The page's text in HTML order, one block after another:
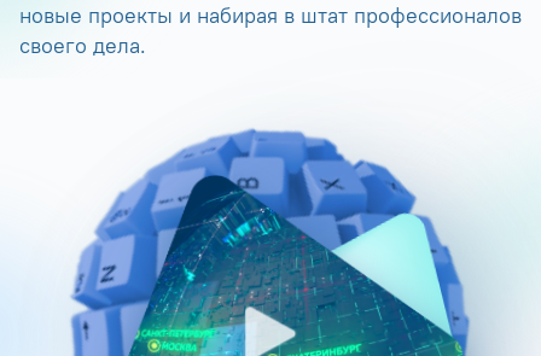
новые проекты и набирая в штат профессионалов
своего дела.